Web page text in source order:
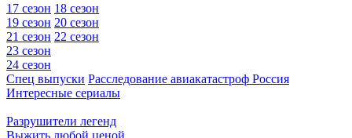
17 сезон 18 сезон
19 сезон 20 сезон
21 сезон 22 сезон
23 сезон
24 сезон
Спец выпуски Расследование авиакатастроф Россия
Интересные сериалы
Разрушители легенд
Выжить любой ценой